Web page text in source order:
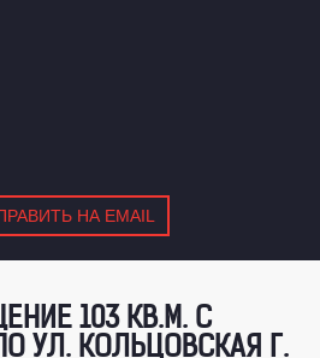
НА EMAIL
103 КВ.М. С
УЛ. КОЛЬЦОВСКАЯ Г.